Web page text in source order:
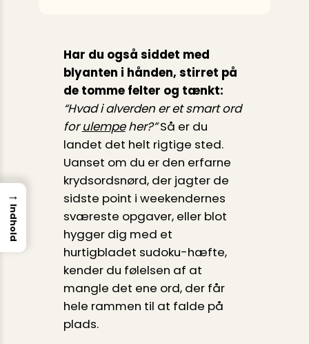
Har du også siddet med
blyanten i hånden, stirret på
de tomme felter og tænkt:
“Hvad i alverden er et smart ord
forulempeher?”Så er du
landet det helt rigtige sted.
Uanset om du er den erfarne
krydsordsnørd, der jagter de
sidste point i weekendernes
sværeste opgaver, eller blot
hygger dig med et
hurtigbladet sudoku-hæfte,
kender du følelsen af at
mangle det ene ord, der får
hele rammen til at falde på
plads.
→
Indhold